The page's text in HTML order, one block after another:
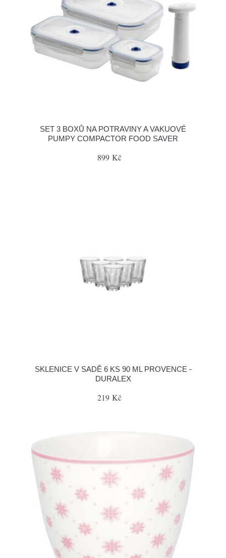
SET 3 BOXŮ NA POTRAVINY A VAKUOVÉ
PUMPY COMPACTOR FOOD SAVER
899 Kč
SKLENICE V SADĚ 6 KS 90 ML PROVENCE -
DURALEX
219 Kč